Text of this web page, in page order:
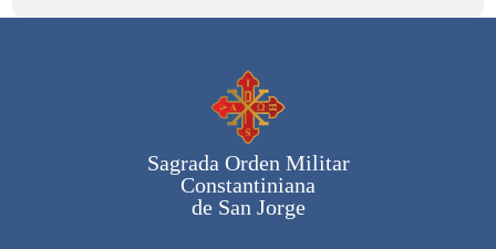
Sagrada Orden Militar
Constantiniana
de San Jorge